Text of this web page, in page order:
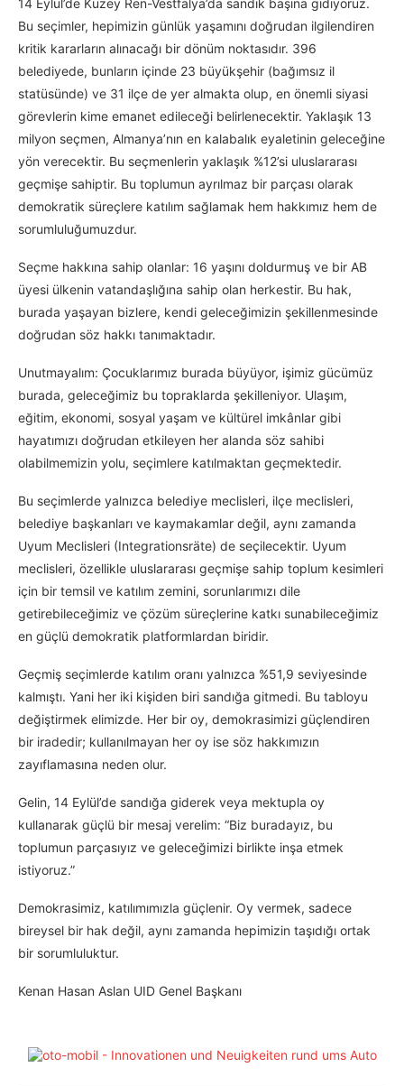
14 Eylül’de Kuzey Ren-Vestfalya’da sandık başına gidiyoruz.
Bu seçimler, hepimizin günlük yaşamını doğrudan ilgilendiren
kritik kararların alınacağı bir dönüm noktasıdır. 396
belediyede, bunların içinde 23 büyükşehir (bağımsız il
statüsünde) ve 31 ilçe de yer almakta olup, en önemli siyasi
görevlerin kime emanet edileceği belirlenecektir. Yaklaşık 13
milyon seçmen, Almanya’nın en kalabalık eyaletinin geleceğine
yön verecektir. Bu seçmenlerin yaklaşık %12’si uluslararası
geçmişe sahiptir. Bu toplumun ayrılmaz bir parçası olarak
demokratik süreçlere katılım sağlamak hem hakkımız hem de
sorumluluğumuzdur.
Seçme hakkına sahip olanlar: 16 yaşını doldurmuş ve bir AB
üyesi ülkenin vatandaşlığına sahip olan herkestir. Bu hak,
burada yaşayan bizlere, kendi geleceğimizin şekillenmesinde
doğrudan söz hakkı tanımaktadır.
Unutmayalım: Çocuklarımız burada büyüyor, işimiz gücümüz
burada, geleceğimiz bu topraklarda şekilleniyor. Ulaşım,
eğitim, ekonomi, sosyal yaşam ve kültürel imkânlar gibi
hayatımızı doğrudan etkileyen her alanda söz sahibi
olabilmemizin yolu, seçimlere katılmaktan geçmektedir.
Bu seçimlerde yalnızca belediye meclisleri, ilçe meclisleri,
belediye başkanları ve kaymakamlar değil, aynı zamanda
Uyum Meclisleri (Integrationsräte) de seçilecektir. Uyum
meclisleri, özellikle uluslararası geçmişe sahip toplum kesimleri
için bir temsil ve katılım zemini, sorunlarımızı dile
getirebileceğimiz ve çözüm süreçlerine katkı sunabileceğimiz
en güçlü demokratik platformlardan biridir.
Geçmiş seçimlerde katılım oranı yalnızca %51,9 seviyesinde
kalmıştı. Yani her iki kişiden biri sandığa gitmedi. Bu tabloyu
değiştirmek elimizde. Her bir oy, demokrasimizi güçlendiren
bir iradedir; kullanılmayan her oy ise söz hakkımızın
zayıflamasına neden olur.
Gelin, 14 Eylül’de sandığa giderek veya mektupla oy
kullanarak güçlü bir mesaj verelim: “Biz buradayız, bu
toplumun parçasıyız ve geleceğimizi birlikte inşa etmek
istiyoruz.”
Demokrasimiz, katılımımızla güçlenir. Oy vermek, sadece
bireysel bir hak değil, aynı zamanda hepimizin taşıdığı ortak
bir sorumluluktur.
Kenan Hasan Aslan UID Genel Başkanı